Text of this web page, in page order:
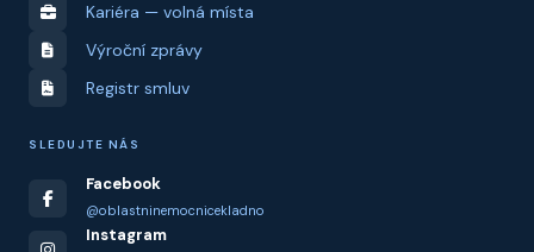
Kariéra — volná místa
Výroční zprávy
Registr smluv
SLEDUJTE NÁS
Facebook
@oblastninemocnicekladno
Instagram